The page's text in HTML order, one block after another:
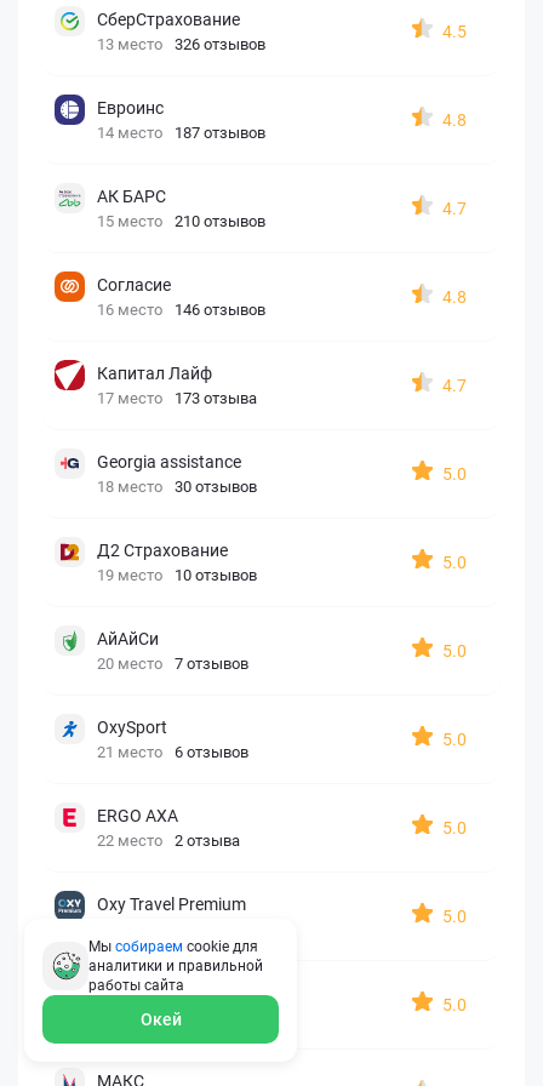
СберСтрахование
13 место 326 отзывов
4.5
Евроинс
14 место 187 отзывов
4.8
АК БАРС
15 место 210 отзывов
4.7
Согласие
16 место 146 отзывов
4.8
Капитал Лайф
17 место 173 отзыва
4.7
Georgia assistance
18 место 30 отзывов
5.0
Д2 Страхование
19 место 10 отзывов
5.0
АйАйСи
20 место 7 отзывов
5.0
OxySport
21 место 6 отзывов
5.0
ERGO AXA
22 место 2 отзыва
5.0
Oxy Travel Premium
5.0
УралСиб
24 место 1 отзыв
5.0
МАКС
Мы собираем cookie для
аналитики и правильной
работы сайта
Окей